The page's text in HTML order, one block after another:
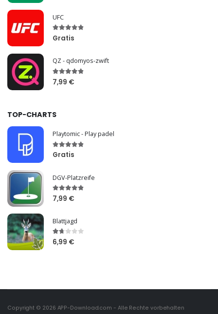
UFC
Gratis
QZ - qdomyos-zwift
7,99 €
TOP-CHARTS
Playtomic - Play padel
Gratis
DGV-Platzreife
7,99 €
Blattjagd
6,99 €
Copyright © 2026 APP-Download.com - Alle Rechte vorbehalten